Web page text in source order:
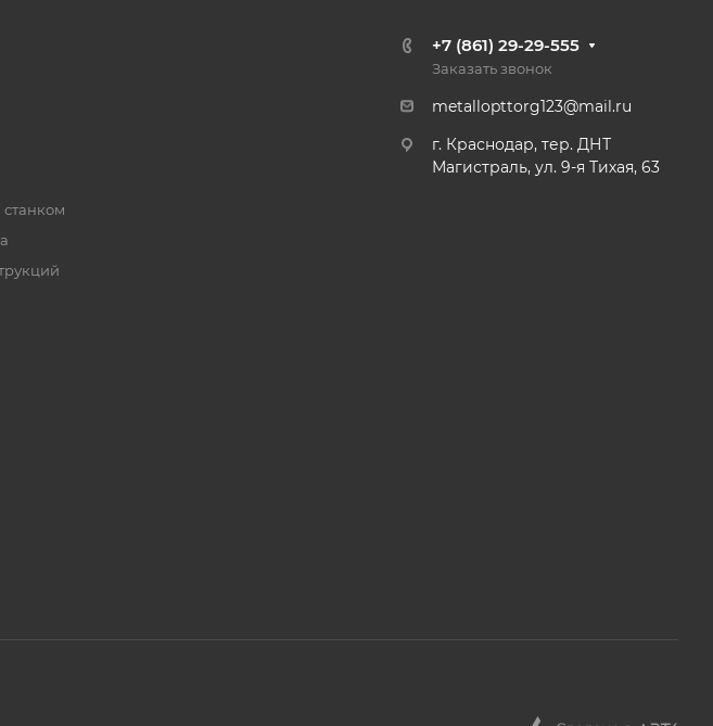
+7 (861) 29-29-555
Заказать звонок
metallopttorg123@mail.ru
г. Краснодар, тер. ДНТ
Магистраль, ул. 9-я Тихая, 63